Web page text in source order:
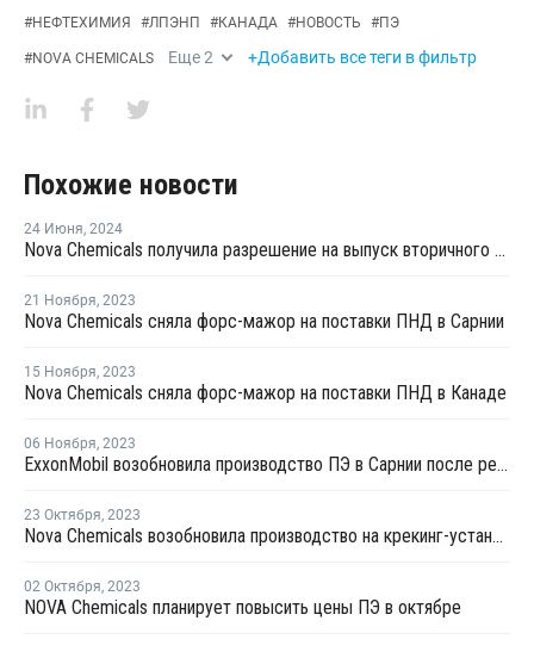
#НЕФТЕХИМИЯ #ЛПЭНП #КАНАДА #НОВОСТЬ #ПЭ
#NOVA CHEMICALS Еще2 +Добавить все теги в фильтр
Похожие новости
24 Июня, 2024
Nova Chemicals получила разрешение на выпуск вторичного ЛПНП для пищевых продуктов
21 Ноября, 2023
Nova Chemicals сняла форс-мажор на поставки ПНД в Сарнии
15 Ноября, 2023
Nova Chemicals сняла форс-мажор на поставки ПНД в Канаде
06 Ноября, 2023
ExxonMobil возобновила производство ПЭ в Сарнии после ремонта
23 Октября, 2023
Nova Chemicals возобновила производство на крекинг-установке в Корунне
02 Октября, 2023
NOVA Chemicals планирует повысить цены ПЭ в октябре